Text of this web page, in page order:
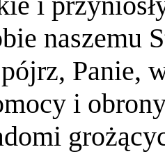
naszemu
Panie,
i